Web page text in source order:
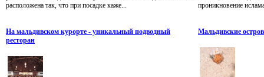
расположена так, что при посадке каже...
проникновение
На мальдивском курорте - уникальный подводный
ресторан
Мальдивские